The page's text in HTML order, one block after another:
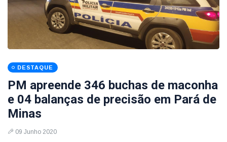
DESTAQUE
PM apreende 346 buchas de maconha
e 04 balanças de precisão em Pará de
Minas
09 Junho 2020